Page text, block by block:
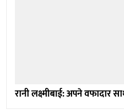
रानी लक्ष्मीबाई: अपने वफादार